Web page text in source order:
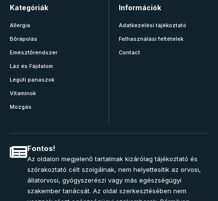
Kategóriák
Allergia
Bőrápolás
Emésztőrendszer
Láz és Fájdalom
Légúti panaszok
Vitaminok
Mozgás
Információk
Adatkezelési tájékoztató
Felhasználási feltételek
Contact
Fontos!
Az oldalon megjelenő tartalmak kizárólag tájékoztató és
szórakoztató célt szolgálnak, nem helyettesítik az orvosi,
állatorvosi, gyógyszerészi vagy más egészségügyi
szakember tanácsát. Az oldal szerkesztésében nem